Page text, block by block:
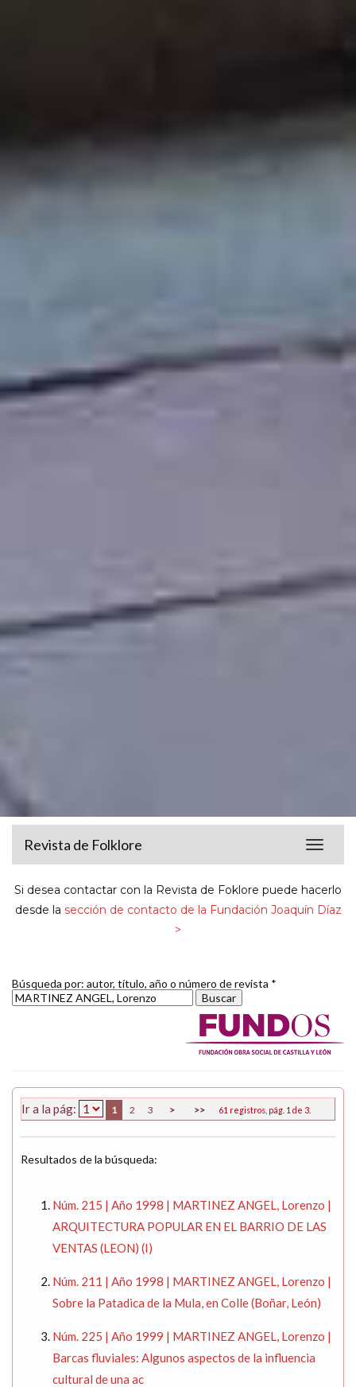
Toggle
Revista de Folklore
Si desea contactar con la Revista de Foklore puede hacerlo
desde la sección de contacto de la Fundación Joaquín Díaz
>
Búsqueda por: autor, título, año o número de revista *
Ir a la pág: 1 2 3 > >> 61 registros, pág. 1 de 3.
Resultados de la búsqueda:
Núm. 215 | Año 1998 | MARTINEZ ANGEL, Lorenzo |
ARQUITECTURA POPULAR EN EL BARRIO DE LAS
VENTAS (LEON) (I)
Núm. 211 | Año 1998 | MARTINEZ ANGEL, Lorenzo |
Sobre la Patadica de la Mula, en Colle (Boñar, León)
Núm. 225 | Año 1999 | MARTINEZ ANGEL, Lorenzo |
Barcas fluviales: Algunos aspectos de la influencia
cultural de una ac